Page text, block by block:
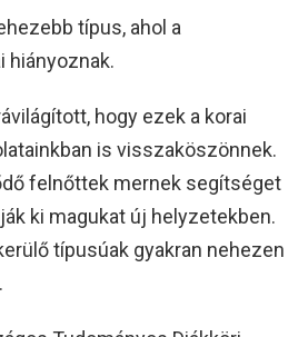
típus, ahol a
hiányoznak.
hogy ezek a korai
is visszaköszönnek.
felnőttek mernek segítséget
ki magukat új helyzetekben.
típusúak gyakran nehezen